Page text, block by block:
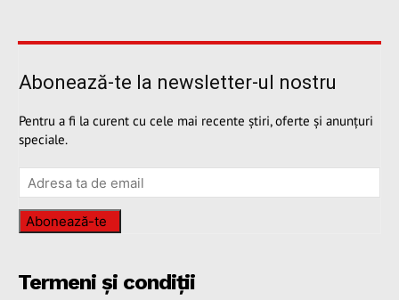
Abonează-te la newsletter-ul nostru
Pentru a fi la curent cu cele mai recente știri, oferte și anunțuri
speciale.
Abonează-te
Termeni și condiții